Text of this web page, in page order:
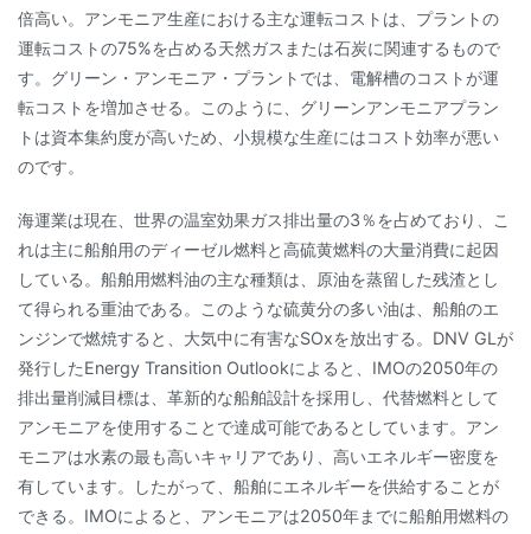
倍高い。アンモニア生産における主な運転コストは、プラントの
運転コストの75%を占める天然ガスまたは石炭に関連するもので
す。グリーン・アンモニア・プラントでは、電解槽のコストが運
転コストを増加させる。このように、グリーンアンモニアプラン
トは資本集約度が高いため、小規模な生産にはコスト効率が悪い
のです。
海運業は現在、世界の温室効果ガス排出量の3％を占めており、こ
れは主に船舶用のディーゼル燃料と高硫黄燃料の大量消費に起因
している。船舶用燃料油の主な種類は、原油を蒸留した残渣とし
て得られる重油である。このような硫黄分の多い油は、船舶のエ
ンジンで燃焼すると、大気中に有害なSOxを放出する。DNV GLが
発行したEnergy Transition Outlookによると、IMOの2050年の
排出量削減目標は、革新的な船舶設計を採用し、代替燃料として
アンモニアを使用することで達成可能であるとしています。アン
モニアは水素の最も高いキャリアであり、高いエネルギー密度を
有しています。したがって、船舶にエネルギーを供給することが
できる。IMOによると、アンモニアは2050年までに船舶用燃料の